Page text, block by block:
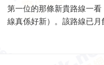
第一位的那條新貴路線一
線真係好新）。該路線已月